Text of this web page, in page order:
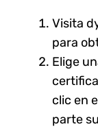
Visita
para
Elige
clic en
parte